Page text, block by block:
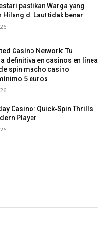
pastikan Warga yang
Hilang di Laut tidak benar
Casino Network: Tu
definitiva en casinos en línea
spin macho casino
5 euros
Casino: Quick‑Spin Thrills
Player